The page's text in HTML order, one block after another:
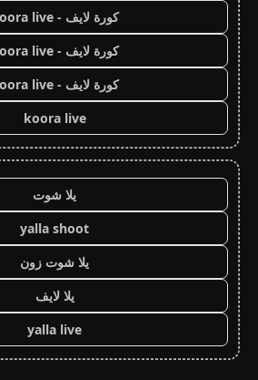
كورة لايف - koora live
كورة لايف - koora live
كورة لايف - koora live
koora live
يلا شوت
yalla shoot
يلا شوت زون
يلا لايف
yalla live